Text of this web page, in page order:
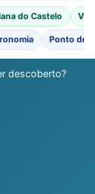
do Castelo Vila
Ponto de
descoberto?